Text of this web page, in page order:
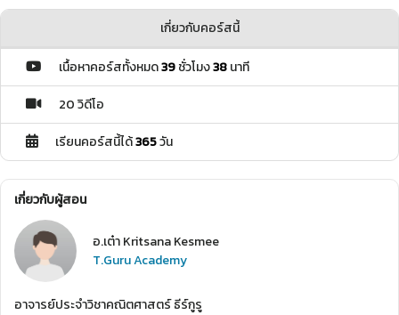
เกี่ยวกับคอร์สนี้
เนื้อหาคอร์สทั้งหมด39ชั่วโมง38นาที
20 วิดีโอ
เรียนคอร์สนี้ได้365วัน
เกี่ยวกับผู้สอน
อ.เต๋า Kritsana Kesmee
T.Guru Academy
อาจารย์ประจำวิชาคณิตศาสตร์ ธีร์กูรู